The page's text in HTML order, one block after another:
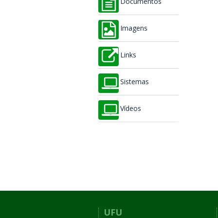
Documentos
Imagens
Links
Sistemas
Vídeos
UFU